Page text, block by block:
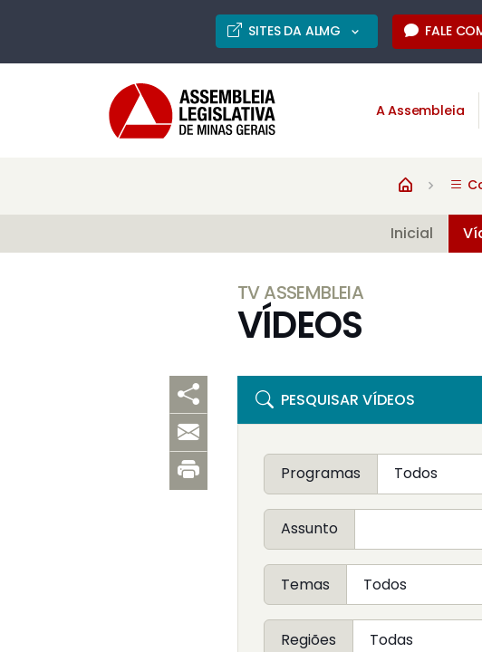
SITES DA ALMG FALE
A Assembleia
Inicial
TV ASSEMBLEIA
VÍDEOS
PESQUISAR VÍDEOS
Programas
Assunto
Temas
Regiões